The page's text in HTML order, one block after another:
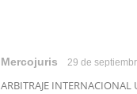
Mercojuris 29 de
ARBITRAJE